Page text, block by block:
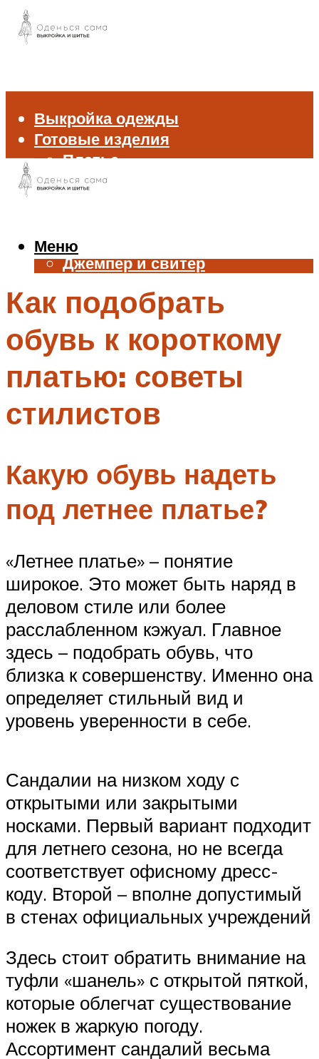
Выкройка одежды
Готовые изделия
Платье
Брюки
Жилет
Джемпер и свитер
Аксессуары
Меню
Меню
Как подобрать
обувь к короткому
платью: советы
стилистов
Какую обувь надеть
под летнее платье?
«Летнее платье» – понятие
широкое. Это может быть наряд в
деловом стиле или более
расслабленном кэжуал. Главное
здесь – подобрать обувь, что
близка к совершенству. Именно она
определяет стильный вид и
уровень уверенности в себе.
Сандалии на низком ходу с
открытыми или закрытыми
носками. Первый вариант подходит
для летнего сезона, но не всегда
соответствует офисному дресс-
коду. Второй – вполне допустимый
в стенах официальных учреждений
Здесь стоит обратить внимание на
туфли «шанель» с открытой пяткой,
которые облегчат существование
ножек в жаркую погоду.
Ассортимент сандалий весьма